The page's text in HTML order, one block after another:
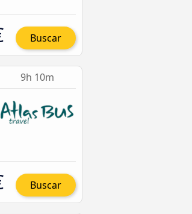
Buscar
9h 10m
Buscar